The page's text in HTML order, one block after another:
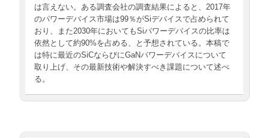
は言えない。ある調査会社の調査結果によると、2017年
のパワーデバイス市場は99％がSiデバイスで占められて
おり、また2030年においてもSiパワーデバイスの比率は
依然として約90%を占める、と予想されている。本稿で
は特に最近のSiCならびにGaNパワーデバイスについて
取り上げ、その最新技術や解決すべき課題について述べ
る。